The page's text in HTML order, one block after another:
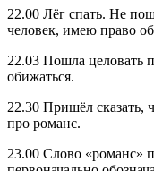
22.00 Лёг спать. Не
человек, имею право
22.03 Пошла целовать
обижаться.
22.30 Пришёл сказать,
про романс.
23.00 Слово «романс»